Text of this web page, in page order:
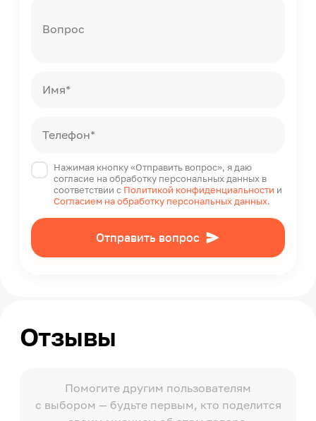
Вопрос
Имя*
Телефон*
Нажимая кнопку «Отправить вопрос», я даю
согласие на обработку персональных данных в
соответствии с Политикой конфиденциальности и
Согласием на обработку персональных данных.
Отправить вопрос
Отзывы
Помогите другим пользователям
с выбором — будьте первым, кто поделится